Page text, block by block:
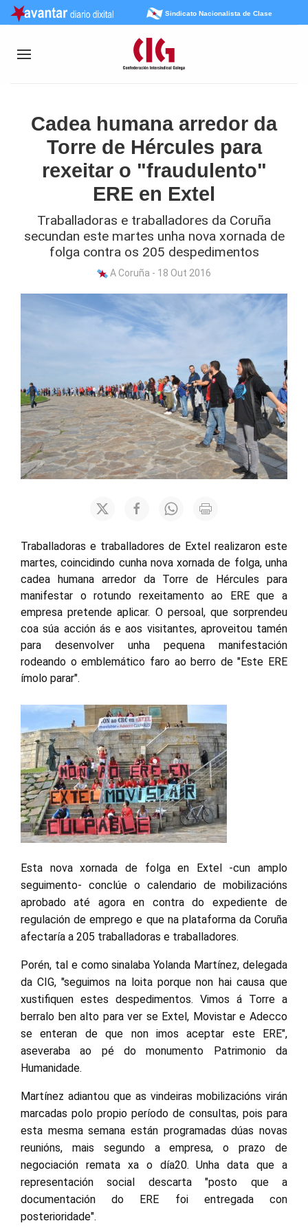
Sindicato Nacionalista de Clase
Cadea humana arredor da
Torre de Hércules para
rexeitar o "fraudulento"
ERE en Extel
Traballadoras e traballadores da Coruña
secundan este martes unha nova xornada de
folga contra os 205 despedimentos
A Coruña - 18 Out 2016
Traballadoras e traballadores de Extel realizaron este
martes, coincidindo cunha nova xornada de folga, unha
cadea humana arredor da Torre de Hércules para
manifestar o rotundo rexeitamento ao ERE que a
empresa pretende aplicar. O persoal, que sorprendeu
coa súa acción ás e aos visitantes, aproveitou tamén
para desenvolver unha pequena manifestación
rodeando o emblemático faro ao berro de "Este ERE
ímolo parar".
Esta nova xornada de folga en Extel -cun amplo
seguimento- conclúe o calendario de mobilizacións
aprobado até agora en contra do expediente de
regulación de emprego e que na plataforma da Coruña
afectaría a 205 traballadoras e traballadores.
Porén, tal e como sinalaba Yolanda Martínez, delegada
da CIG, "seguimos na loita porque non hai causa que
xustifiquen estes despedimentos. Vimos á Torre a
berralo ben alto para ver se Extel, Movistar e Adecco
se enteran de que non imos aceptar este ERE",
aseveraba ao pé do monumento Patrimonio da
Humanidade.
Martínez adiantou que as vindeiras mobilizacións virán
marcadas polo propio período de consultas, pois para
esta mesma semana están programadas dúas novas
reunións, mais segundo a empresa, o prazo de
negociación remata xa o día20. Unha data que a
representación social descarta "posto que a
documentación do ERE foi entregada con
posterioridade".